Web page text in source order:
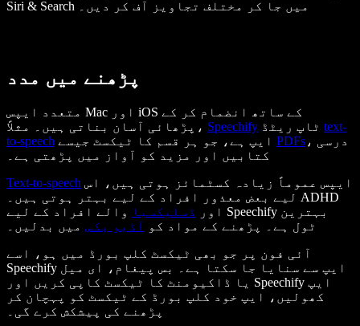
Siri & Search میں جا کر مختلف تجاویز آف کر دیں۔
پڑھنے میں مدد
متعدد ایپس Mac اور iOS کے ساتھ انضمام کر کے
پڑھائی آسان بناتی ہیں۔ مثلاً، Speechify
text-
to-speech
PDFs ، درسی
کتابیں اور مزید کو آواز میں پڑھتی ہے۔
Text-to-speech
لیے بعض معذور افراد کے لیے بہتر ہوتی ہیں۔ ADHD
اور
ڈسلیکسیا
والے افراد کے لیے Speechify بہترین
ٹول ہے۔ پڑھنے کے مواد کو آڈیو بکس میں بدلیں۔
آئی فون پر جو بھی ٹیکسٹ کلپ بورڈ میں ہو، اسے
Speechify ایپ سے سنایا جا سکتا ہے۔ بس پیغام، ای میل
یا ڈاکیومنٹ کا ٹیکسٹ کاپی کریں اور Speechify ایپ
کھولیں، ایپ خود کلپ بورڈ کے ٹیکسٹ کو پہچان کر
پڑھنے کی پیشکش کرے گی۔